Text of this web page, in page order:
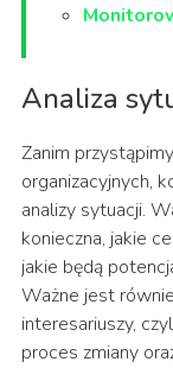
Analiza
Zanim
organizacyjnych,
analizy sytuacji.
konieczna, jakie
jakie będą
Ważne jest
interesariuszy,
proces zmiany